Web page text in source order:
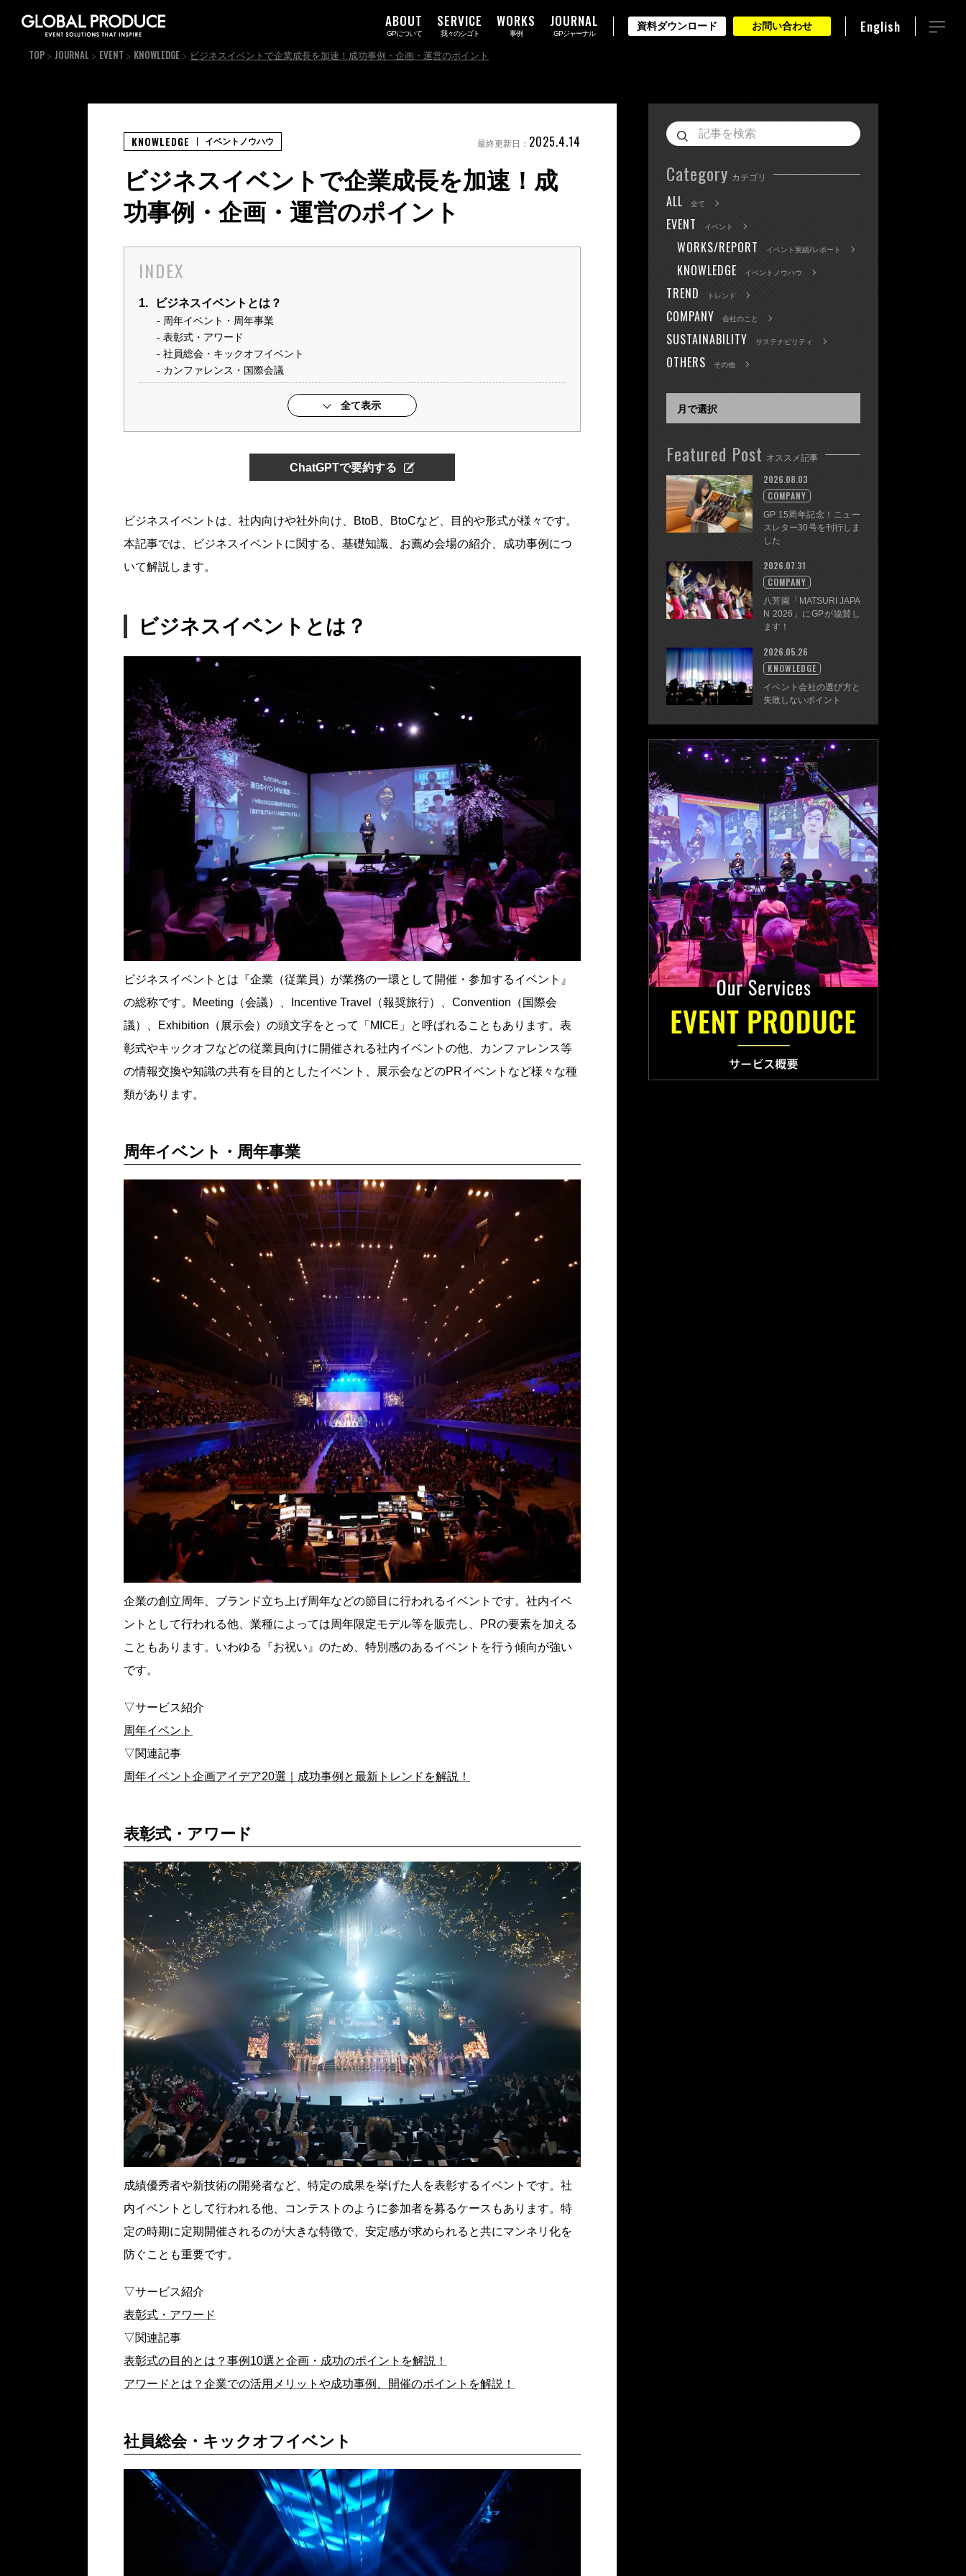
ABOUT
GPについて
SERVICE
我々のシゴト
WORKS
事例
JOURNAL
GPジャーナル
資料ダウンロード お問い合わせ English
TOP JOURNAL EVENT KNOWLEDGE ビジネスイベントで企業成長を加速！成功事例・企画・運営のポイント
ビジネスイベントで企業成長を加速！成
功事例・企画・運営のポイント
INDEX
1. ビジネスイベントとは？
周年イベント・周年事業
表彰式・アワード
社員総会・キックオフイベント
カンファレンス・国際会議
全て表示
ChatGPTで要約する
ビジネスイベントは、社内向けや社外向け、BtoB、BtoCなど、目的や形式が様々です。
本記事では、ビジネスイベントに関する、基礎知識、お薦め会場の紹介、成功事例につ
いて解説します。
ビジネスイベントとは？
ビジネスイベントとは『企業（従業員）が業務の一環として開催・参加するイベント』
の総称です。Meeting（会議）、Incentive Travel（報奨旅行）、Convention（国際会
議）、Exhibition（展示会）の頭文字をとって「MICE」と呼ばれることもあります。表
彰式やキックオフなどの従業員向けに開催される社内イベントの他、カンファレンス等
の情報交換や知識の共有を目的としたイベント、展示会などのPRイベントなど様々な種
類があります。
周年イベント・周年事業
企業の創立周年、ブランド立ち上げ周年などの節目に行われるイベントです。社内イベ
ントとして行われる他、業種によっては周年限定モデル等を販売し、PRの要素を加える
こともあります。いわゆる『お祝い』のため、特別感のあるイベントを行う傾向が強い
です。
▽サービス紹介
周年イベント
▽関連記事
周年イベント企画アイデア20選｜成功事例と最新トレンドを解説！
表彰式・アワード
成績優秀者や新技術の開発者など、特定の成果を挙げた人を表彰するイベントです。社
内イベントとして行われる他、コンテストのように参加者を募るケースもあります。特
定の時期に定期開催されるのが大きな特徴で、安定感が求められると共にマンネリ化を
防ぐことも重要です。
▽サービス紹介
表彰式・アワード
▽関連記事
表彰式の目的とは？事例10選と企画・成功のポイントを解説！
アワードとは？企業での活用メリットや成功事例、開催のポイントを解説！
社員総会・キックオフイベント
KNOWLEDGE イベントノウハウ 最終更新日： 2025.4.14
Category カテゴリ
ALL 全て
EVENT イベント
WORKS/REPORT イベント実績/レポート
KNOWLEDGE イベントノウハウ
TREND トレンド
COMPANY 会社のこと
SUSTAINABILITY サステナビリティ
OTHERS その他
Featured Post オススメ記事
GP 15周年記念！ニュー
スレター30号を刊行しま
した
2026.08.03
COMPANY
八芳園「MATSURI JAPA
N 2026」にGPが協賛し
ます！
2026.07.31
COMPANY
イベント会社の選び方と
失敗しないポイント
2026.05.26
KNOWLEDGE